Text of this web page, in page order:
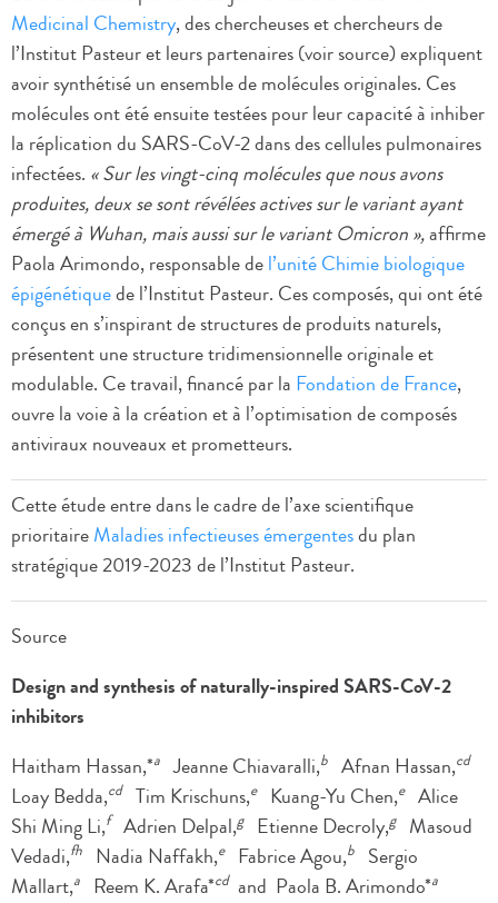
Medicinal Chemistry, des chercheuses et chercheurs de
l’Institut Pasteur et leurs partenaires (voir source) expliquent
avoir synthétisé un ensemble de molécules originales. Ces
molécules ont été ensuite testées pour leur capacité à inhiber
la réplication du SARS-CoV-2 dans des cellules pulmonaires
infectées. « Sur les vingt-cinq molécules que nous avons
produites, deux se sont révélées actives sur le variant ayant
émergé à Wuhan, mais aussi sur le variant Omicron »,affirme
Paola Arimondo, responsable del’unité Chimie biologique
épigénétiquede l’Institut Pasteur. Ces composés, qui ont été
conçus en s’inspirant de structures de produits naturels,
présentent une structure tridimensionnelle originale et
modulable. Ce travail, financé par la Fondation de France,
ouvre la voie à la création et à l’optimisation de composés
antiviraux nouveaux et prometteurs.
Cette étude entre dans le cadre de l’axe scientifique
prioritaireMaladies infectieuses émergentesdu plan
stratégique 2019-2023 de l’Institut Pasteur.
Source
Design and synthesis of naturally-inspired SARS-CoV-2
inhibitors
Haitham Hassan,*a Jeanne Chiavaralli,b Afnan Hassan,cd
Loay Bedda,cdTim Krischuns,eKuang-Yu Chen,eAlice
Shi Ming Li,fAdrien Delpal,gEtienne Decroly,gMasoud
Vedadi,fh Nadia Naffakh,eFabrice Agou,b
Sergio
Mallart,a Reem K. Arafa*cdand Paola B. Arimondo*a